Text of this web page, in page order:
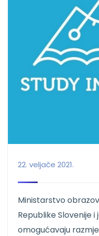
22. veljače 2021.
Ministarstvo
Republike Slovenije i
omogućavaju